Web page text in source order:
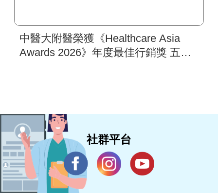
中醫大附醫榮獲《Healthcare Asia
Awards 2026》年度最佳行銷獎 五步
社群平台